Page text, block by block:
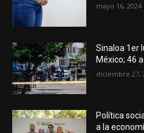
mayo 16, 2024
Sinaloa 1er
México; 46
diciembre 27,
Política
a la